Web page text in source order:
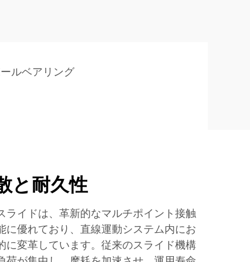
ルベアリング
と耐久性
ライドは、革新的なマルチポイント接触
に優れており、直線運動システム内にお
に変革しています。従来のスライド機構